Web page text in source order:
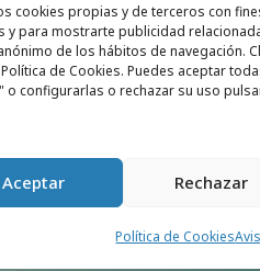
cookies propias y de terceros con
y para mostrarte publicidad
de los hábitos de navegación.
de Cookies. Puedes aceptar
o configurarlas o rechazar su uso
Aceptar Rechazar
Política de Cookies
mejores amigos (Marcel
que en el
en la decisión que